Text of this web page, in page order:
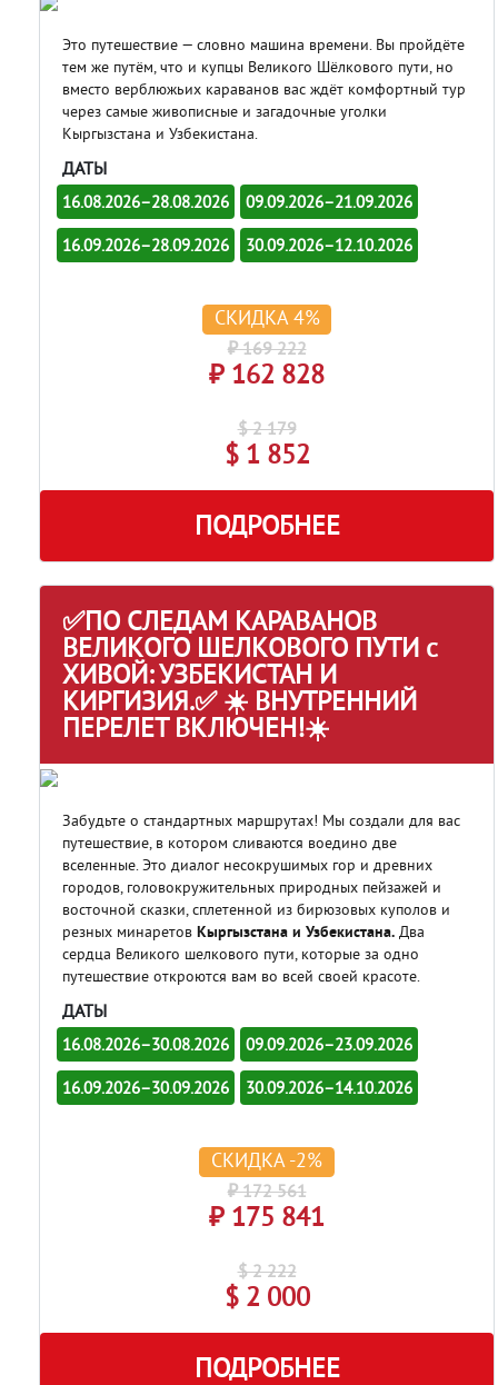
Это путешествие — словно машина времени. Вы пройдёте
тем же путём, что и купцы Великого Шёлкового пути, но
вместо верблюжьих караванов вас ждёт комфортный тур
через самые живописные и загадочные уголки
Кыргызстана и Узбекистана.
ДАТЫ
16.08.2026–28.08.2026 09.09.2026–21.09.2026
16.09.2026–28.09.2026 30.09.2026–12.10.2026
СКИДКА 4%
₽ 169 222
₽ 162 828
$ 2 179
$ 1 852
ПОДРОБНЕЕ
✅ПО СЛЕДАМ КАРАВАНОВ
ВЕЛИКОГО ШЕЛКОВОГО ПУТИ с
ХИВОЙ: УЗБЕКИСТАН И
КИРГИЗИЯ.✅ ☀️ ВНУТРЕННИЙ
ПЕРЕЛЕТ ВКЛЮЧЕН!☀️
Забудьте о стандартных маршрутах! Мы создали для вас
путешествие, в котором сливаются воедино две
вселенные. Это диалог несокрушимых гор и древних
городов, головокружительных природных пейзажей и
восточной сказки, сплетенной из бирюзовых куполов и
резных минаретов Кыргызстана и Узбекистана. Два
сердца Великого шелкового пути, которые за одно
путешествие откроются вам во всей своей красоте.
ДАТЫ
16.08.2026–30.08.2026 09.09.2026–23.09.2026
16.09.2026–30.09.2026 30.09.2026–14.10.2026
СКИДКА -2%
₽ 172 561
₽ 175 841
$ 2 222
$ 2 000
ПОДРОБНЕЕ